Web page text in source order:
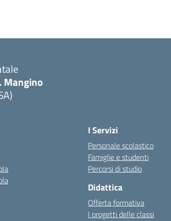
Mangino
I Servizi
Personale scolastico
Famiglie e studenti
Percorsi di studio
Didattica
Offerta formativa
I progetti delle classi